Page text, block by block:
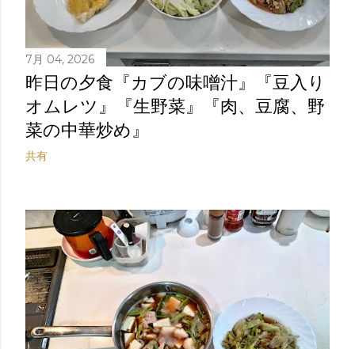
7月 04, 2026
昨日の夕食『カブの味噌汁』『豆入り
オムレツ』『生野菜』『肉、豆腐、野
菜の中華炒め』
共有